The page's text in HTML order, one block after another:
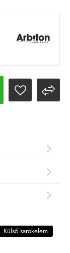
Külső sarokelem